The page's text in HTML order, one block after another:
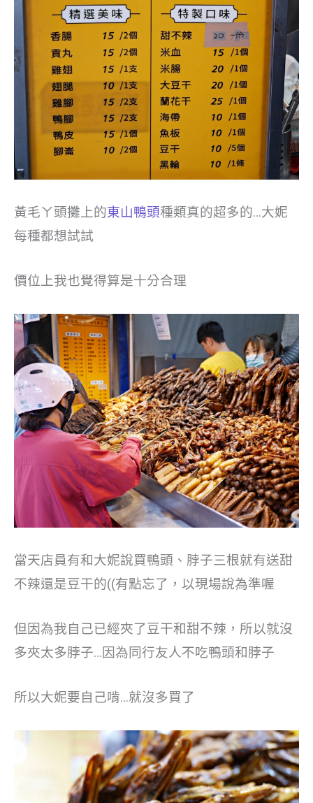
黃毛ㄚ頭攤上的東山鴨頭種類真的超多的…大妮
每種都想試試
價位上我也覺得算是十分合理
當天店員有和大妮說買鴨頭、脖子三根就有送甜
不辣還是豆干的((有點忘了，以現場說為準喔
但因為我自己已經夾了豆干和甜不辣，所以就沒
多夾太多脖子…因為同行友人不吃鴨頭和脖子
所以大妮要自己啃…就沒多買了